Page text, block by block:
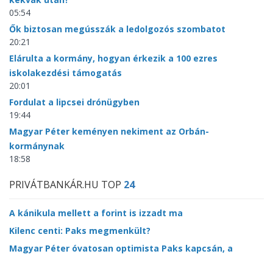
05:54
Ők biztosan megússzák a ledolgozós szombatot
20:21
Elárulta a kormány, hogyan érkezik a 100 ezres
iskolakezdési támogatás
20:01
Fordulat a lipcsei drónügyben
19:44
Magyar Péter keményen nekiment az Orbán-
kormánynak
18:58
PRIVÁTBANKÁR.HU TOP 24
A kánikula mellett a forint is izzadt ma
Kilenc centi: Paks megmenkült?
Magyar Péter óvatosan optimista Paks kapcsán, a